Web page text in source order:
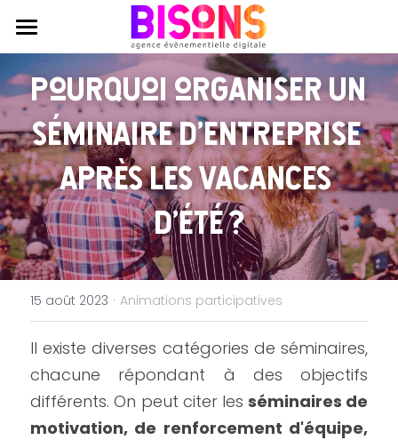
Agence
Qui sommes nous ?
Engagements RSE
Journal
Coworking
Expertises
Production évènementielle
Production audiovisuelle
Animations participatives
Réalisations
Contactez nous
Pourquoi organiser un
séminaire d'entreprise
après les vacances
d'été ?
15 août 2023 · Animations participatives
Il existe diverses catégories de séminaires,
chacune répondant à des objectifs
différents. On peut citer les séminaires de
motivation, de renforcement d'équipe,